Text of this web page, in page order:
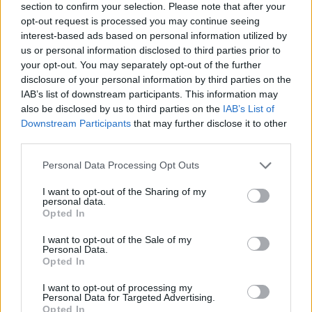
section to confirm your selection. Please note that after your
opt-out request is processed you may continue seeing
interest-based ads based on personal information utilized by
us or personal information disclosed to third parties prior to
your opt-out. You may separately opt-out of the further
disclosure of your personal information by third parties on the
IAB’s list of downstream participants. This information may
also be disclosed by us to third parties on the IAB’s List of
Downstream Participants that may further disclose it to other
Personal Data Processing Opt Outs
I want to opt-out of the Sharing of my
personal data.
Opted In
I want to opt-out of the Sale of my
Personal Data.
Opted In
I want to opt-out of processing my
Personal Data for Targeted Advertising.
Opted In
Leon XIV przytoczył słowa swego poprzednika, papieża
Franciszka, który przypominał, że chrześcijanin nie może
mieć serca zimnego i obojętnego. Zaznaczył iż wiara rodzi
w nas pragnienie dobra, współczucia i zaangażowania, a
pomoc nie może ograniczać się do gestu – wymaga
spojrzenia w oczy drugiemu człowiekowi, wysłuchania go
i uznania jego godności. Kończąc, Ojciec Święty zawierzył
Jej powszechnego macierzyństwa coraz bardziej ożywiał
wołanie wiary”.
Świętemu „drzewo nadziei”, na którym umieszczono
życzenia napisane przez uczestników spotkania.
wszystkiego, czym się w jej trakcie dzielono. „Każdy liść to